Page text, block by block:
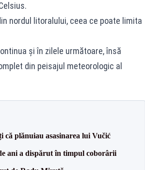
nordul litoralului, ceea ce poate limita
și în zilele următoare, însă
din peisajul meteorologic al
că plănuiau asasinarea lui Vučić
ani a dispărut în timpul coborârii